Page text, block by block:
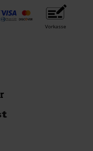
Vorkasse